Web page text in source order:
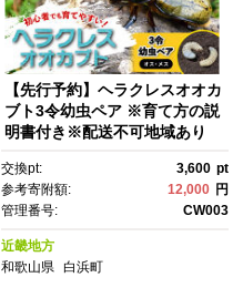
【先行予約】ヘラクレスオオカ
ブト3令幼虫ペア ※育て方の説
明書付き※配送不可地域あり
【 カブトムシ かぶとむし 昆
虫 成虫 生体 飼育カブトムシ か
ぶとむし観察 和歌山県 白浜町
交換pt: 3,600 pt
参考寄附額:
12,000 円
管理番号:
CW003
近畿地方
和歌山県 白浜町